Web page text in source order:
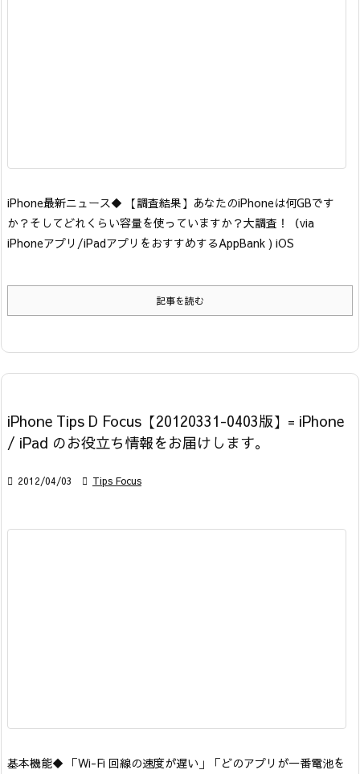
iPhone最新ニュース◆ 【調査結果】あなたのiPhoneは何GBです
か？そしてどれくらい容量を使っていますか？大調査！
（via
iPhoneアプリ/iPadアプリをおすすめするAppBank ) iOS
記事を読む
iPhone Tips D Focus【20120331-0403版】= iPhone
/ iPad のお役立ち情報をお届けします。
 2012/04/03  Tips Focus
基本機能◆ 「Wi-Fi 回線の速度が遅い」「どのアプリが一番電池を